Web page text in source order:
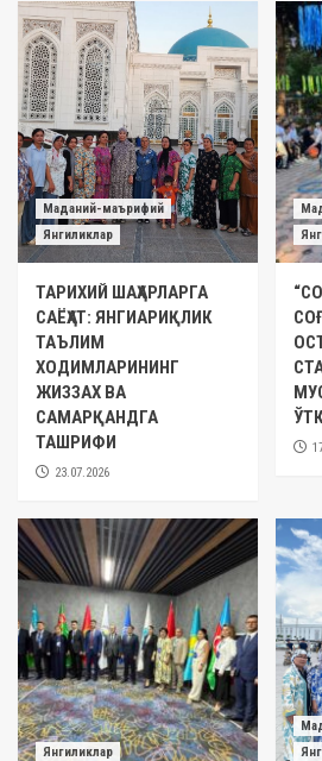
Маданий-маърифий
Янгиликлар
ТАРИХИЙ ШАҲАРЛАРГА
САЁҲАТ: ЯНГИАРИҚЛИК
ТАЪЛИМ
ХОДИМЛАРИНИНГ
ЖИЗЗАХ ВА
САМАРҚАНДГА
ТАШРИФИ
23.07.2026
Янгиликлар